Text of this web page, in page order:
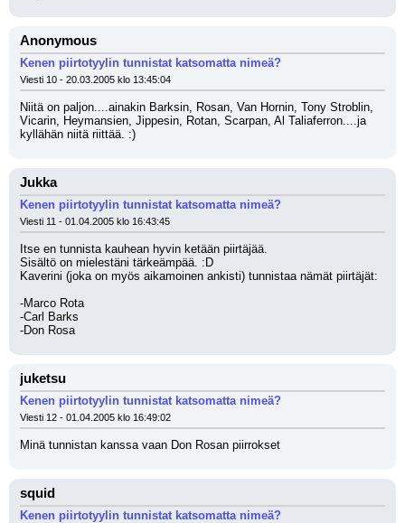
Anonymous
Kenen piirtotyylin tunnistat katsomatta nimeä?
Viesti 10 - 20.03.2005 klo 13:45:04
Niitä on paljon....ainakin Barksin, Rosan, Van Hornin, Tony Stroblin,
Vicarin, Heymansien, Jippesin, Rotan, Scarpan, Al Taliaferron....ja
kyllähän niitä riittää. :)
Jukka
Kenen piirtotyylin tunnistat katsomatta nimeä?
Viesti 11 - 01.04.2005 klo 16:43:45
Itse en tunnista kauhean hyvin ketään piirtäjää.
Sisältö on mielestäni tärkeämpää. :D
Kaverini (joka on myös aikamoinen ankisti) tunnistaa nämät piirtäjät:
-Marco Rota
-Carl Barks
-Don Rosa
juketsu
Kenen piirtotyylin tunnistat katsomatta nimeä?
Viesti 12 - 01.04.2005 klo 16:49:02
Minä tunnistan kanssa vaan Don Rosan piirrokset
squid
Kenen piirtotyylin tunnistat katsomatta nimeä?